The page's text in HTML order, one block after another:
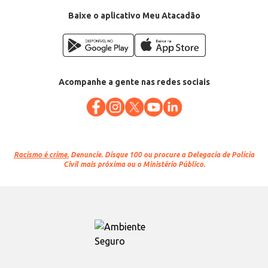
Baixe o aplicativo Meu Atacadão
Acompanhe a gente nas redes sociais
Racismo é crime. Denuncie. Disque 100 ou procure a Delegacia de Polícia
Civil mais próxima ou o Ministério Público.